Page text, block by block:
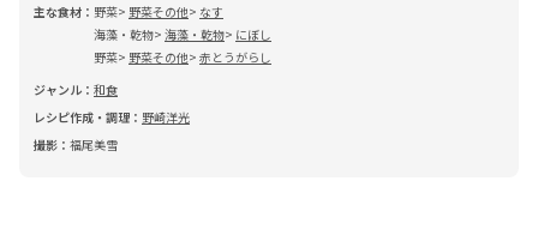
主な食材： 野菜 野菜その他
なす
海藻・乾物 海藻・乾物
にぼし
野菜
野菜その他
赤とうがらし
ジャンル： 和食
レシピ作成・調理： 野崎洋光
撮影： 福尾美雪